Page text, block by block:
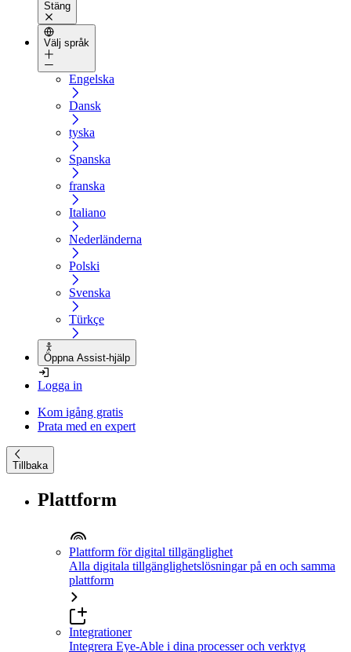
Stäng
Välj språk
Engelska
Dansk
tyska
Spanska
franska
Italiano
Nederländerna
Polski
Svenska
Türkçe
Öppna Assist-hjälp
Logga in
Kom igång gratis
Prata med en expert
Tillbaka
Plattform
Plattform för digital tillgänglighet
Alla digitala tillgänglighetslösningar på en och samma
plattform
Integrationer
Integrera Eye-Able i dina processer och verktyg